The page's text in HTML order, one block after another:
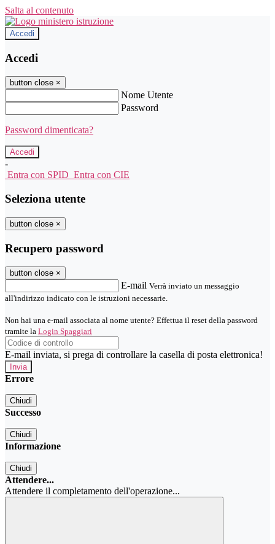
Salta al contenuto
Accedi
Accedi
button close ×
Nome Utente
Password
Password dimenticata?
-
Entra con SPID Entra con CIE
Seleziona utente
button close ×
Recupero password
button close ×
E-mail Verrà inviato un messaggio
all'indirizzo indicato con le istruzioni necessarie.
Non hai una e-mail associata al nome utente? Effettua il reset della password
tramite la Login Spaggiari
E-mail inviata, si prega di controllare la casella di posta elettronica!
Errore
Chiudi
Successo
Chiudi
Informazione
Chiudi
Attendere...
Attendere il completamento dell'operazione...